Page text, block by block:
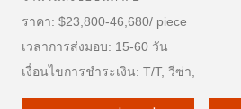
ราคา: $23,800-46,680/ piece
เวลาการส่งมอบ: 15-60 วัน
เงื่อนไขการชำระเงิน: T/T, วีซ่า,